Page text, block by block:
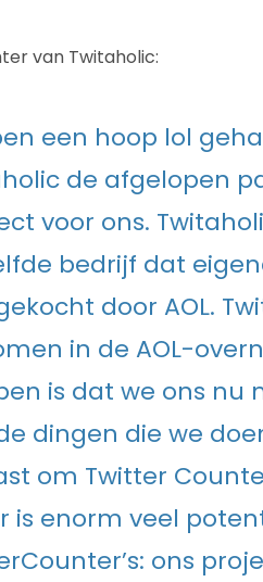
van Twitaholic:
een hoop lol
de afgelopen
voor ons.
bedrijf dat
door AOL.
in de AOL-
is dat we ons nu
dingen die we
om Twitter
is enorm veel
ons